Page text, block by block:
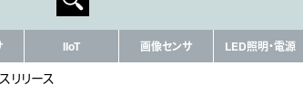
IIoT 画像センサ LED照明・電源
リリース